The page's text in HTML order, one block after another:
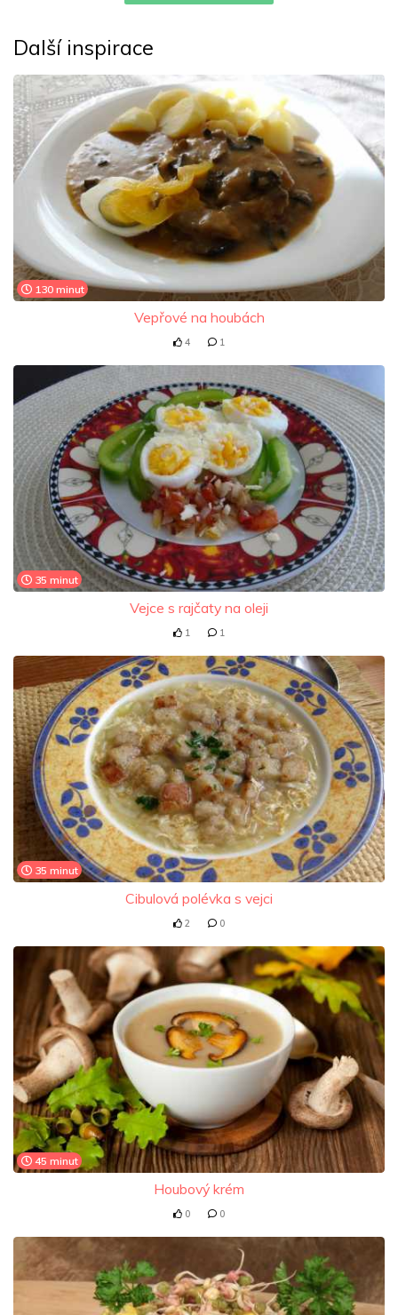
Další inspirace
130 minut
Vepřové na houbách
4 1
35 minut
Vejce s rajčaty na oleji
1 1
35 minut
Cibulová polévka s vejci
2 0
45 minut
Houbový krém
0 0